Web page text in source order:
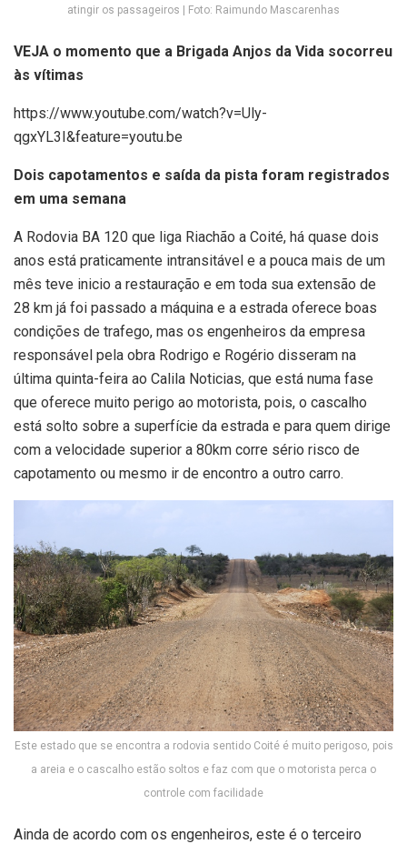
atingir os passageiros | Foto: Raimundo Mascarenhas
VEJA o momento que a Brigada Anjos da Vida socorreu
às vítimas
https://www.youtube.com/watch?v=Uly-
qgxYL3I&feature=youtu.be
Dois capotamentos e saída da pista foram registrados
em uma semana
A Rodovia BA 120 que liga Riachão a Coité, há quase dois
anos está praticamente intransitável e a pouca mais de um
mês teve inicio a restauração e em toda sua extensão de
28 km já foi passado a máquina e a estrada oferece boas
condições de trafego, mas os engenheiros da empresa
responsável pela obra Rodrigo e Rogério disseram na
última quinta-feira ao Calila Noticias, que está numa fase
que oferece muito perigo ao motorista, pois, o cascalho
está solto sobre a superfície da estrada e para quem dirige
com a velocidade superior a 80km corre sério risco de
capotamento ou mesmo ir de encontro a outro carro.
Este estado que se encontra a rodovia sentido Coité é muito perigoso, pois
a areia e o cascalho estão soltos e faz com que o motorista perca o
controle com facilidade
Ainda de acordo com os engenheiros, este é o terceiro